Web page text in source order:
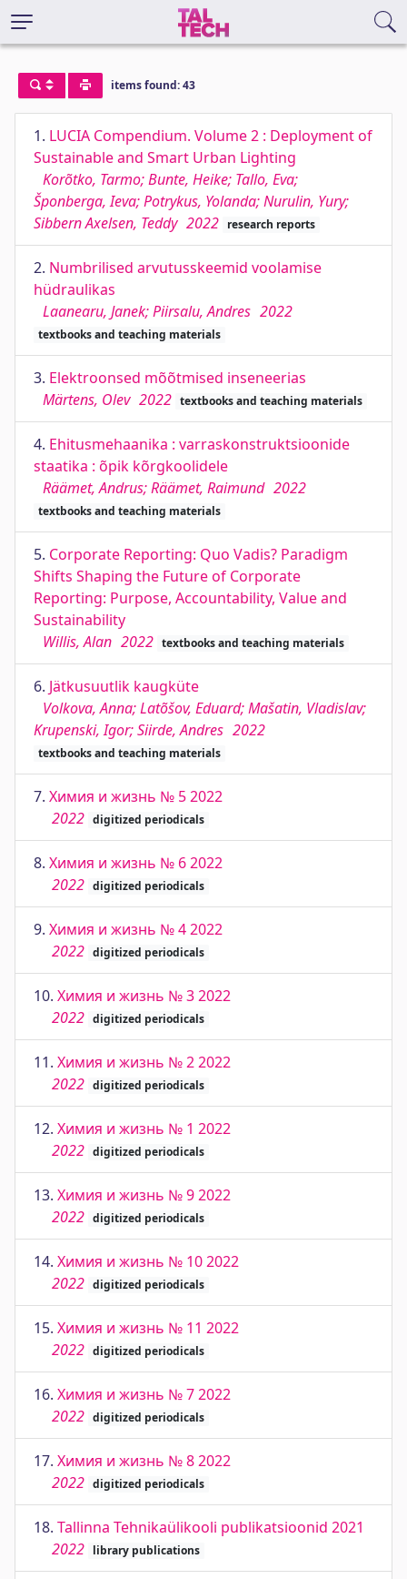
items found: 43
1. LUCIA Compendium. Volume 2 : Deployment of
Sustainable and Smart Urban Lighting
Korõtko, Tarmo; Bunte, Heike; Tallo, Eva;
Šponberga, Ieva; Potrykus, Yolanda; Nurulin, Yury;
Sibbern Axelsen, Teddy 2022 research reports
2. Numbrilised arvutusskeemid voolamise
hüdraulikas
Laanearu, Janek; Piirsalu, Andres 2022
textbooks and teaching materials
3. Elektroonsed mõõtmised inseneerias
Märtens, Olev 2022 textbooks and teaching materials
4. Ehitusmehaanika : varraskonstruktsioonide
staatika : õpik kõrgkoolidele
Räämet, Andrus; Räämet, Raimund 2022
textbooks and teaching materials
5. Corporate Reporting: Quo Vadis? Paradigm
Shifts Shaping the Future of Corporate
Reporting: Purpose, Accountability, Value and
Sustainability
Willis, Alan 2022 textbooks and teaching materials
6. Jätkusuutlik kaugküte
Volkova, Anna; Latõšov, Eduard; Mašatin, Vladislav;
Krupenski, Igor; Siirde, Andres 2022
textbooks and teaching materials
7. Химия и жизнь № 5 2022
2022 digitized periodicals
8. Химия и жизнь № 6 2022
2022 digitized periodicals
9. Химия и жизнь № 4 2022
2022 digitized periodicals
10. Химия и жизнь № 3 2022
2022 digitized periodicals
11. Химия и жизнь № 2 2022
2022 digitized periodicals
12. Химия и жизнь № 1 2022
2022 digitized periodicals
13. Химия и жизнь № 9 2022
2022 digitized periodicals
14. Химия и жизнь № 10 2022
2022 digitized periodicals
15. Химия и жизнь № 11 2022
2022 digitized periodicals
16. Химия и жизнь № 7 2022
2022 digitized periodicals
17. Химия и жизнь № 8 2022
2022 digitized periodicals
18. Tallinna Tehnikaülikooli publikatsioonid 2021
2022 library publications